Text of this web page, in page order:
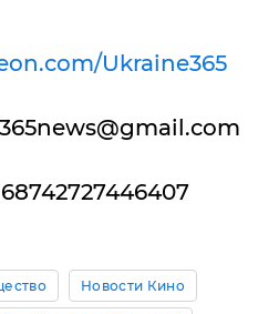
Ukraine365
Новости Кино